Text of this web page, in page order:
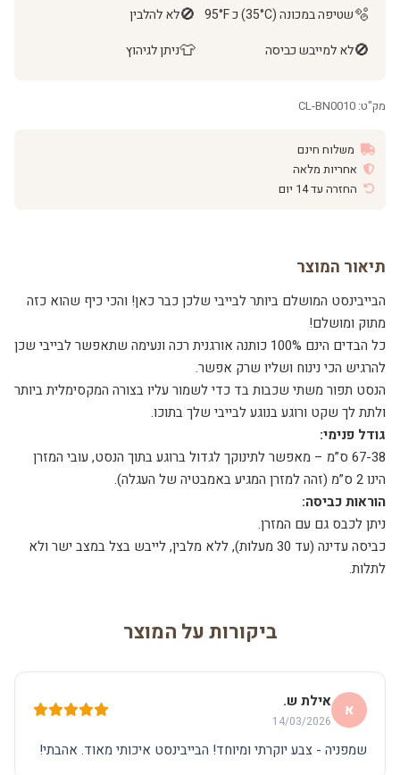
🫧שטיפה במכונה (35°C) כ 95°F 🚫לא להלבין
🚫לא למייבש כביסה 👕ניתן לגיהוץ
מק"ט: CL-BN0010
משלוח חינם
אחריות מלאה
החזרה עד 14 יום
תיאור המוצר
הבייבינסט המושלם ביותר לבייבי שלכן כבר כאן! והכי כיף שהוא כזה
מתוק ומושלם!
כל הבדים הינם 100% כותנה אורגנית רכה ונעימה שתאפשר לבייבי שכן
להרגיש הכי נינוח ושליו שרק אפשר.
הנסט תפור משתי שכבות בד כדי לשמור עליו בצורה המקסימלית ביותר
ולתת לך שקט ורוגע בנוגע לבייבי שלך בתוכו.
גודל פנימי:
67-38 ס”מ – מאפשר לתינוקך לגדול ברוגע בתוך הנסט, עובי המזרן
הינו 2 ס”מ (זהה למזרן המגיע באמבטיה של העגלה).
הוראות כביסה:
ניתן לכבס גם עם המזרן.
כביסה עדינה (עד 30 מעלות), ללא מלבין, לייבש בצל במצב ישר ולא
לתלות.
ביקורות על המוצר
א אילת ש.
14/03/2026
שמפניה - צבע יוקרתי ומיוחד! הבייבינסט איכותי מאוד. אהבתי!